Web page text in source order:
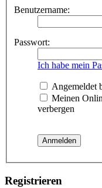
Benutzername:
Passwort:
Ich habe mein
Angemeldet
Meinen
verbergen
Registrieren